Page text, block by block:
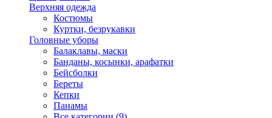
Верхняя одежда
Костюмы
Куртки, безрукавки
Головные уборы
Балаклавы, маски
Банданы, косынки, арафатки
Бейсболки
Береты
Кепки
Панамы